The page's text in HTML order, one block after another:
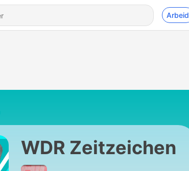
Arbeid
WDR Zeitzeichen